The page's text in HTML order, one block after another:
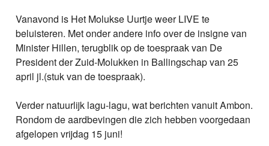
Foto's
Video
Info
Vanavond is Het Molukse Uurtje weer LIVE te
beluisteren. Met onder andere info over de insigne van
Minister Hillen, terugblik op de toespraak van De
President der Zuid-Molukken in Ballingschap van 25
april jl.(stuk van de toespraak).
Verder natuurlijk lagu-lagu, wat berichten vanuit Ambon.
Rondom de aardbevingen die zich hebben voorgedaan
afgelopen vrijdag 15 juni!